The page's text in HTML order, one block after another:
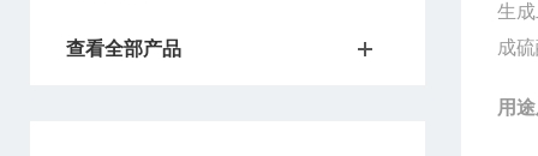
查看全部产品
生
成
用